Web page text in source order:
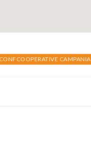
CAMPANIA